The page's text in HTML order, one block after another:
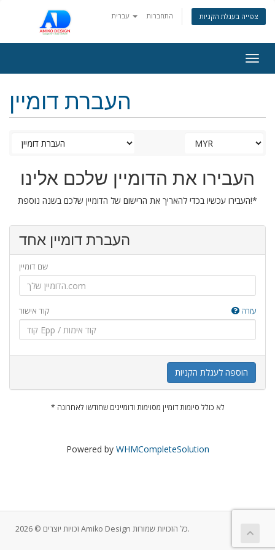
התחברות צפייה בעגלת הקניות
העברת דומיין
העבירו את הדומיין שלכם אלינו
העבירו עכשיו בכדי להאריך את הרישום של הדומיין שלכם בשנה נוספת!*
העברת דומיין אחד
שם דומיין
קוד אישור עזרה
הוספה לעגלת הקניות
* לא כולל סיומות דומיין מסוימות ודומיינים שחודשו לאחרונה
Powered by WHMCompleteSolution
זכויות יוצרים © 2026 Amiko Design כל הזכויות שמורות.